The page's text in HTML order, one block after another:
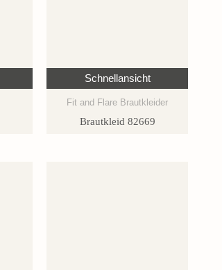
Schnellansicht
Fit and Flare Brautkleider
Brautkleid 82669